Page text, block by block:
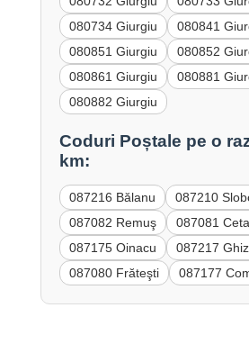
080734 Giurgiu
080841
080851 Giurgiu
080852
080861 Giurgiu
080881
080882 Giurgiu
Coduri Poștale pe o
km:
087216 Bălanu
087210
087082 Remuş
087081
087175 Oinacu
087217
087080 Frăteşti
087177